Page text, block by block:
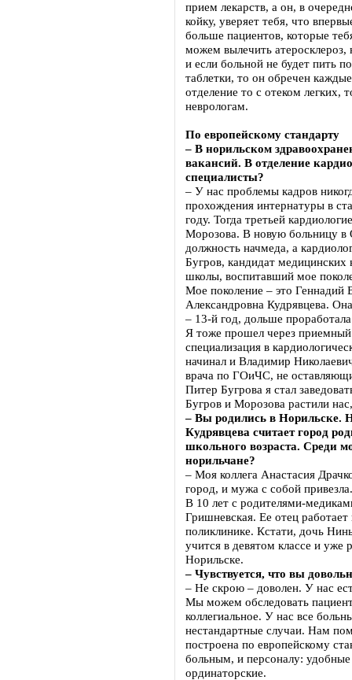
прием лекарств, а он, в
койку, уверяет тебя, что
больше пациентов, которые
можем вылечить атеросклероз,
и если больной не будет пить
таблетки, то он обречен
отделение то с отеком легких,
неврологам.
По европейскому стандарту
– В норильском
вакансий. В отделение
специалисты?
– У нас проблемы кадров
прохождения интернатуры в
году. Тогда третьей
Морозова. В новую больницу в
должность начмеда, а
Бугров, кандидат медицинских
школы, воспитавший мое
Мое поколение – это Геннадий
Александровна Кудрявцева.
– 13-й год, дольше
Я тоже прошел через
специализация в
начинал и Владимир
врача по ГОиЧС, не
Питер Бугрова я стал
Бугров и Морозова растили
– Вы родились в Норильске.
Кудрявцева считает город
школьного возраста. Среди
норильчане?
– Моя коллега Анастасия
город, и мужа с собой привезла.
В 10 лет с родителями-
Гришневская. Ее отец
поликлинике. Кстати, дочь
учится в девятом классе и уже
Норильске.
– Чувствуется, что вы
– Не скрою – доволен. У нас
Мы можем обследовать
коллегиальное. У нас все
нестандартные случаи. Нам
построена по европейскому
больным, и персоналу:
ординаторские.